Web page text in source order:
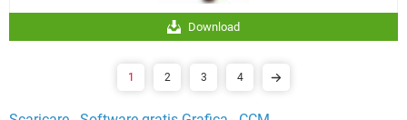
Download
1 2 3 4